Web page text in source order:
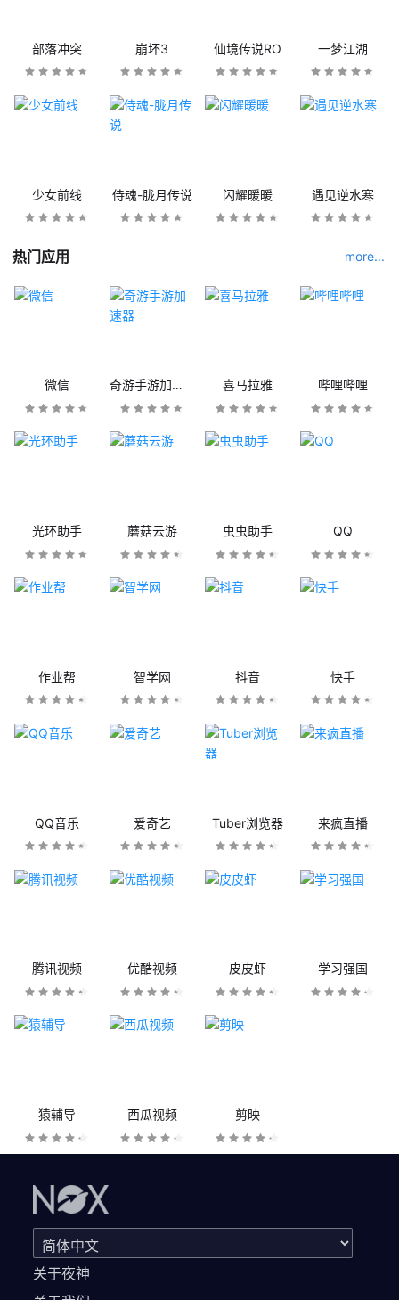
部落冲突 崩坏3 仙境传说RO 一梦江湖
少女前线 侍魂-胧月传说 闪耀暖暖 遇见逆水寒
热门应用 more...
微信 奇游手游加速器 喜马拉雅 哔哩哔哩
光环助手 蘑菇云游 虫虫助手 QQ
作业帮 智学网 抖音 快手
QQ音乐 爱奇艺 Tuber浏览器 来疯直播
腾讯视频 优酷视频 皮皮虾 学习强国
猿辅导 西瓜视频 剪映
关于夜神